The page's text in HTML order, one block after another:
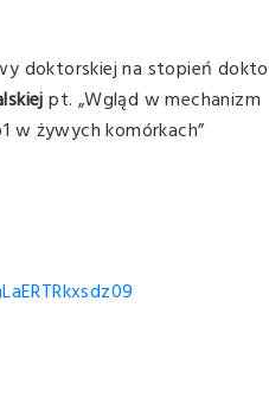
doktorskiej na stopień
pt. „Wgląd w mechanizm
w żywych komórkach”